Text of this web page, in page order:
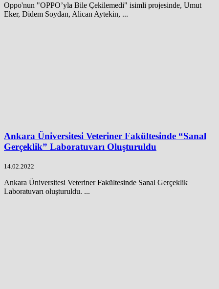
Oppo'nun "OPPO’yla Bile Çekilemedi" isimli projesinde, Umut
Eker, Didem Soydan, Alican Aytekin, ...
Ankara Üniversitesi Veteriner Fakültesinde “Sanal
Gerçeklik” Laboratuvarı Oluşturuldu
14.02.2022
Ankara Üniversitesi Veteriner Fakültesinde Sanal Gerçeklik
Laboratuvarı oluşturuldu. ...